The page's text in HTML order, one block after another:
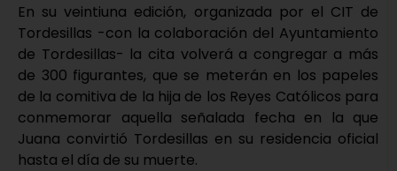
En su veintiuna edición, organizada por el CIT de
Tordesillas -con la colaboración del Ayuntamiento
de Tordesillas- la cita volverá a congregar a más
de 300 figurantes, que se meterán en los papeles
de la comitiva de la hija de los Reyes Católicos para
conmemorar aquella señalada fecha en la que
Juana convirtió Tordesillas en su residencia oficial
hasta el día de su muerte.